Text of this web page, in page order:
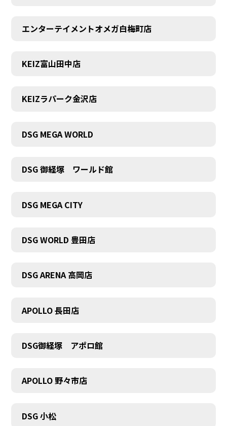
エンターテイメントオメガ白梅町店
KEIZ富山田中店
KEIZラパーク金沢店
DSG MEGA WORLD
DSG 御経塚 ワールド館
DSG MEGA CITY
DSG WORLD 豊田店
DSG ARENA 高岡店
APOLLO 長田店
DSG御経塚 アポロ館
APOLLO 野々市店
DSG 小松